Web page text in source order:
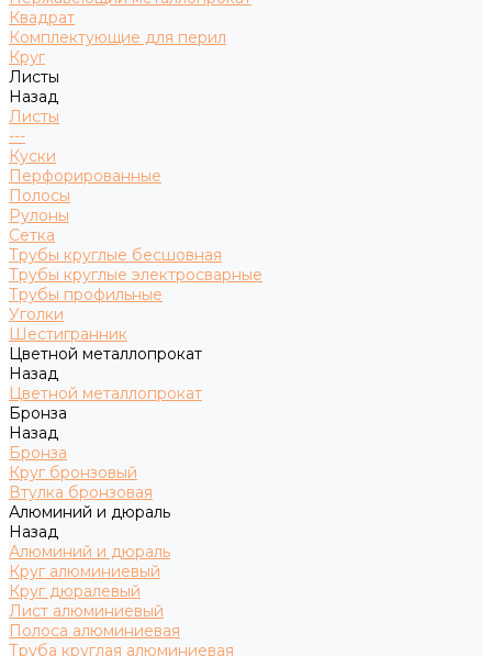
Квадрат
Комплектующие для перил
Круг
Листы
Назад
Листы
---
Куски
Перфорированные
Полосы
Рулоны
Сетка
Трубы круглые бесшовная
Трубы круглые электросварные
Трубы профильные
Уголки
Шестигранник
Цветной металлопрокат
Назад
Цветной металлопрокат
Бронза
Назад
Бронза
Круг бронзовый
Втулка бронзовая
Алюминий и дюраль
Назад
Алюминий и дюраль
Круг алюминиевый
Круг дюралевый
Лист алюминиевый
Полоса алюминиевая
Труба круглая алюминиевая